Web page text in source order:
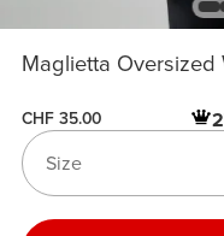
Maglietta Oversized
CHF 35.00
Size